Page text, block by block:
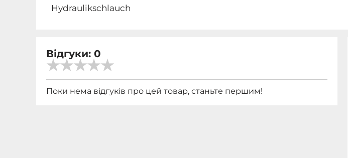
Hydraulikschlauch
Відгуки: 0
Поки нема відгуків про цей товар, станьте першим!